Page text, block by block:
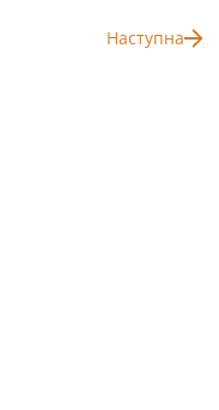
Наступна